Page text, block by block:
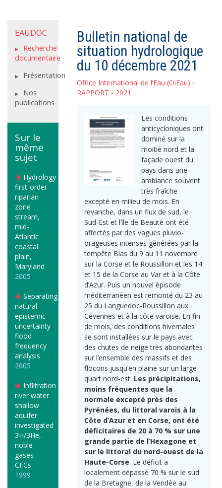
EAUDOC
Recherche
documentaire
Présentation
Nos
publications
Sur le
même
sujet
Hydrology
first-order
riparian
zone
stream,
mid-
Atlantic
coastal
plain,
Maryland
2005
Separating
natural
epistemic
uncertainty
flood
frequency
analysis
2005
Infiltration
river water
shallow
aquifer
investigated
3H/3He,
noble
gases
CFCs
1999
Bulletin national de
situation hydrologique
du 10 décembre 2021
Office International de l’Eau (OiEau) -
RAPPORT - 2021
Les conditions
anticycloniques ont
dominé sur la
moitié nord et la
façade ouest du
pays dans une
ambiance souvent
très fraîche
excepté en milieu de mois. En
revanche, dans un flux de sud, le
Sud-Est et l’île de Beauté ont été
affectés par des vagues pluvio-
orageuses intenses générées par la
tempête Blas du 9 au 11 novembre
sur la Corse et le Roussillon et les 14
et 15 de la Corse au Var et à la Côte
d’Azur. Puis un nouvel épisode
méditerranéen est remonté du 23 au
25 du Languedoc-Roussillon aux
Cévennes et à la côte varoise. En fin
de mois, des conditions hivernales
se sont installées sur le pays avec
des chutes de neige très abondantes
sur l’ensemble des massifs et des
flocons jusqu’en plaine sur un large
quart nord-est. Les précipitations,
moins fréquentes que la
normale excepté près des
Pyrénées, du littoral varois à la
Côte d’Azur et en Corse, ont été
déficitaires de 20 à 70 % sur une
grande partie de l’Hexagone et
sur le littoral du nord-ouest de la
Haute-Corse. Le déficit a
localement dépassé 70 % sur le sud
de la Bretagne, de la Vendée au